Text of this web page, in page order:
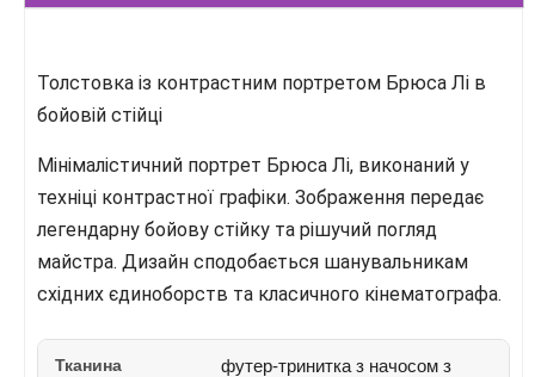
Толстовка із контрастним портретом Брюса Лі в
бойовій стійці
Мінімалістичний портрет Брюса Лі, виконаний у
техніці контрастної графіки. Зображення передає
легендарну бойову стійку та рішучий погляд
майстра. Дизайн сподобається шанувальникам
східних єдиноборств та класичного кінематографа.
Тканина
футер-тринитка з начосом з